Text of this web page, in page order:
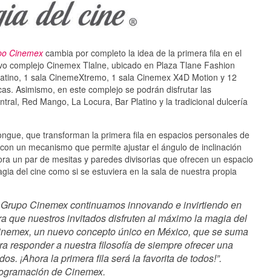
Cinemexcambia por completo la idea de la primera fila en el
complejo Cinemex Tlalne, ubicado en Plaza Tlane Fashion
1 sala CinemeXtremo, 1 sala Cinemex X4D Motion y 12
Asimismo, en este complejo se podrán disfrutar las
Red Mango, La Locura, Bar Platino y la tradicional dulcería
que transforman la primera fila en espacios personales de
un mecanismo que permite ajustar el ángulo de inclinación
un par de mesitas y paredes divisorias que ofrecen un espacio
del cine como si se estuviera en la sala de nuestra propia
Cinemex continuamos innovando e invirtiendo en
que nuestros invitados disfruten al máximo la magia del
un nuevo concepto único en México, que se suma
responder a nuestra filosofía de siempre ofrecer una
¡Ahora la primera fila será la favorita de todos!”.
de Cinemex.